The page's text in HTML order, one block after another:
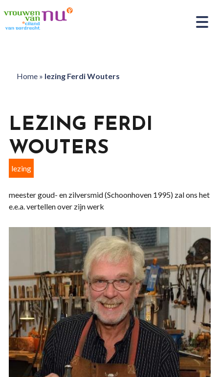
Home» lezing Ferdi Wouters
LEZING FERDI
WOUTERS
lezing
meester goud- en zilversmid (Schoonhoven 1995) zal ons het
e.e.a. vertellen over zijn werk